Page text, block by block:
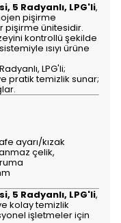
5 Radyanlı, LPG'li,
pişirme
pişirme ünitesidir.
kontrollü şekilde
ısıyı ürüne
LPG'li;
pratik temizlik sunar;
ayarı/kızak
çelik,
5 Radyanlı, LPG'li,
kolay temizlik
işletmeler için